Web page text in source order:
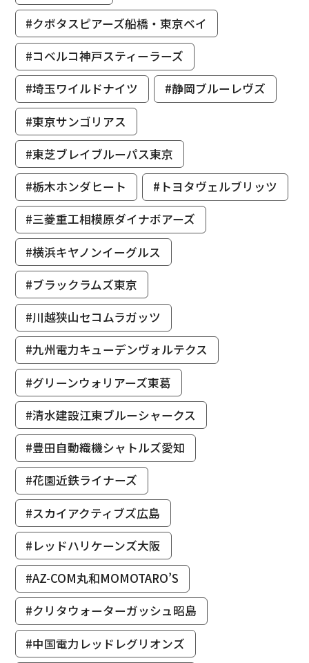
#クボタスピアーズ船橋・東京ベイ
#コベルコ神戸スティーラーズ
#埼玉ワイルドナイツ
#静岡ブルーレヴズ
#東京サンゴリアス
#東芝ブレイブルーパス東京
#栃木ホンダヒート
#トヨタヴェルブリッツ
#三菱重工相模原ダイナボアーズ
#横浜キヤノンイーグルス
#ブラックラムズ東京
#川越狭山セコムラガッツ
#九州電力キューデンヴォルテクス
#グリーンウォリアーズ東葛
#清水建設江東ブルーシャークス
#豊田自動織機シャトルズ愛知
#花園近鉄ライナーズ
#スカイアクティブズ広島
#レッドハリケーンズ大阪
#AZ-COM丸和MOMOTARO’S
#クリタウォーターガッシュ昭島
#中国電力レッドレグリオンズ